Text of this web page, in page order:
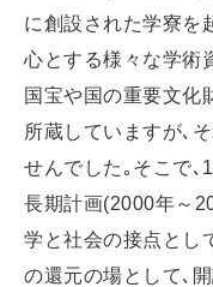
に創設された学寮を
心とする様々な学術
国宝や国の重要文化
所蔵していますが､
せんでした｡そこで､
長期計画(2000年～
学と社会の接点とし
の還元の場として､